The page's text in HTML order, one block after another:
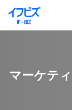
マーケテ